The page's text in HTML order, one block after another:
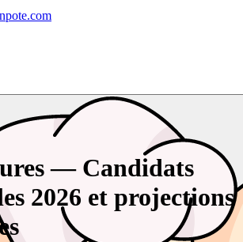
— Candidats
2026 et projections